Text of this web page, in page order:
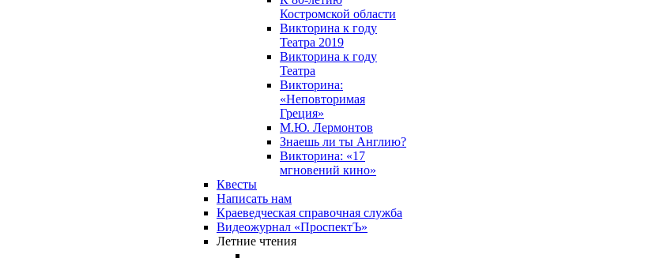
Костромской области
Викторина к году
Театра 2019
Викторина к году
Театра
Викторина:
«Неповторимая
Греция»
М.Ю. Лермонтов
Знаешь ли ты Англию?
Викторина: «17
мгновений кино»
Квесты
Написать нам
Краеведческая справочная служба
Видеожурнал «ПроспектЪ»
Летние чтения